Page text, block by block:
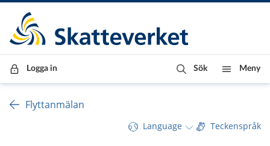
Till innehåll
Till navigationen
Till chattrobot
Logga in Sök Meny
Flyttanmälan
Language Teckenspråk